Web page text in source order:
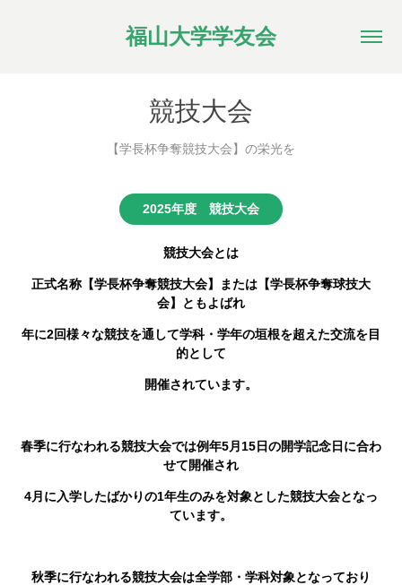
福山大学学友会
競技大会
【学長杯争奪競技大会】の栄光を
2025年度 競技大会
競技大会とは
正式名称【学長杯争奪競技大会】または【学長杯争奪球技大
会】ともよばれ
年に2回様々な競技を通して学科・学年の垣根を超えた交流を目
的として
開催されています。
春季に行なわれる競技大会では例年5月15日の開学記念日に合わ
せて開催され
4月に入学したばかりの1年生のみを対象とした競技大会となっ
ています。
秋季に行なわれる競技大会は全学部・学科対象となっており